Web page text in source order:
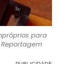
para